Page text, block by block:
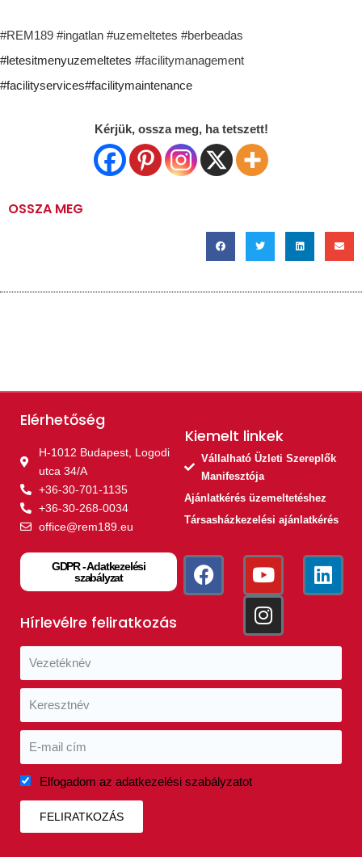
#REM189 #ingatlan #uzemeltetes #berbeadas
#letesitmenyuzemeltetes #facilitymanagement
#facilityservices#facilitymaintenance
Kérjük, ossza meg, ha tetszett!
OSSZA MEG
Elérhetőség
H-1012 Budapest, Logodi
utca 34/A
+36-30-701-1135
+36-30-268-0034
office@rem189.eu
GDPR - Adatkezelési
szabályzat
Kiemelt linkek​
Vállalható Üzleti Szereplők
Manifesztója
Ajánlatkérés üzemeltetéshez
Társasházkezelési ajánlatkérés
Hírlevélre feliratkozás
Elfogadom az adatkezelési szabályzatot
FELIRATKOZÁS